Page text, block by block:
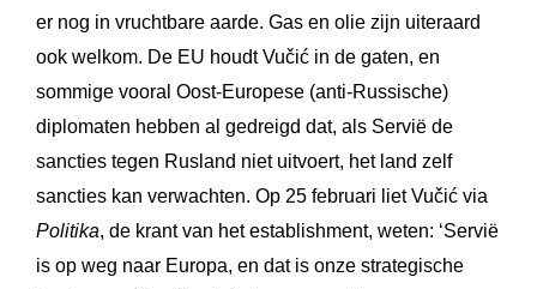
er nog in vruchtbare aarde. Gas en olie zijn uiteraard
ook welkom. De EU houdt Vučić in de gaten, en
sommige vooral Oost-Europese (anti-Russische)
diplomaten hebben al gedreigd dat, als Servië de
sancties tegen Rusland niet uitvoert, het land zelf
sancties kan verwachten. Op 25 februari liet Vučić via
Politika, de krant van het establishment, weten: ‘Servië
is op weg naar Europa, en dat is onze strategische